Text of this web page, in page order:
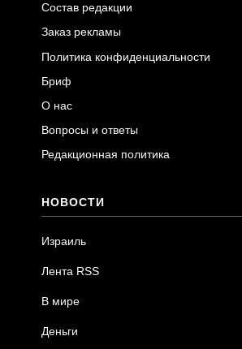
Состав редакции
Заказ рекламы
Политика конфиденциальности
Бриф
О нас
Вопросы и ответы
Редакционная политика
НОВОСТИ
Израиль
Лента RSS
В мире
Деньги